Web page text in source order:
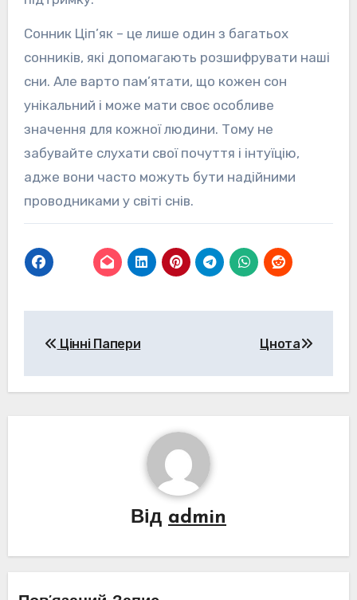
Сонник Ціп’як – це лише один з багатьох
сонників, які допомагають розшифрувати наші
сни. Але варто пам’ятати, що кожен сон
унікальний і може мати своє особливе
значення для кожної людини. Тому не
забувайте слухати свої почуття і інтуїцію,
адже вони часто можуть бути надійними
проводниками у світі снів.
записів
Цінні Папери Цнота
Від admin